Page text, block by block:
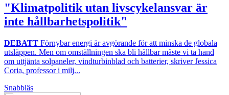
"Klimatpolitik utan livscykelansvar är
inte hållbarhetspolitik"
DEBATT Förnybar energi är avgörande för att minska de globala
utsläppen. Men om omställningen ska bli hållbar måste vi ta hand
om uttjänta solpaneler, vindturbinblad och batterier, skriver Jessica
Coria, professor i milj...
Snabbläs